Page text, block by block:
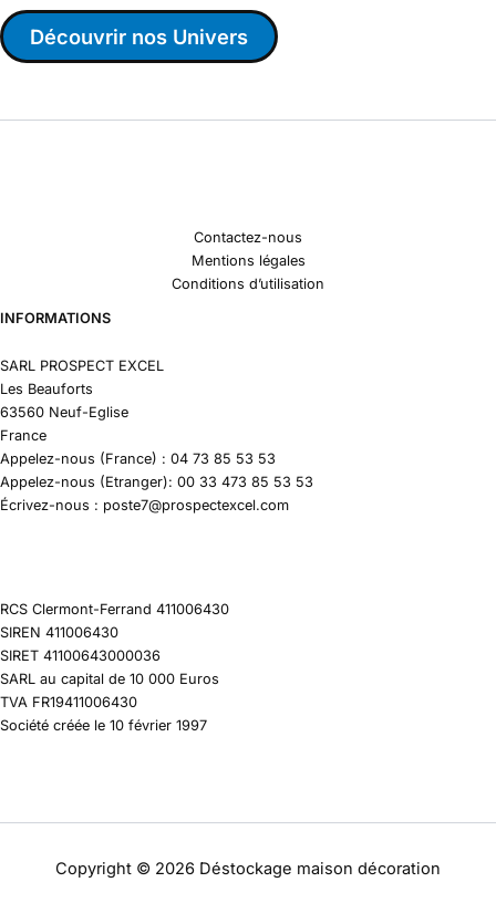
Découvrir nos Univers
Contactez-nous
Mentions légales
Conditions d’utilisation
INFORMATIONS
SARL PROSPECT EXCEL
Les Beauforts
63560 Neuf-Eglise
France
Appelez-nous (France) : 04 73 85 53 53
Appelez-nous (Etranger): 00 33 473 85 53 53
Écrivez-nous : poste7@prospectexcel.com
RCS Clermont-Ferrand 411006430
SIREN 411006430
SIRET 41100643000036
SARL au capital de 10 000 Euros
TVA FR19411006430
Société créée le 10 février 1997
Copyright © 2026 Déstockage maison décoration